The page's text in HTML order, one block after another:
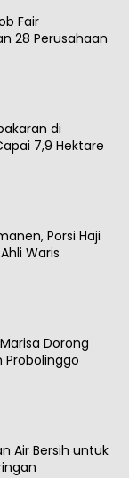
Fair
28 Perusahaan
di
7,9 Hektare
Porsi Haji
Waris
Dorong
Air Bersih untuk